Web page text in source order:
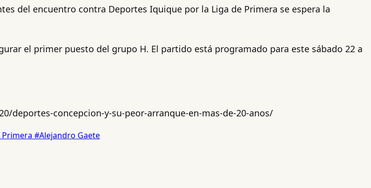
del encuentro contra Deportes Iquique por la Liga de Primera se espera la
el primer puesto del grupo H. El partido está programado para este sábado 22 a
concepcion-y-su-peor-arranque-en-mas-de-20-anos/
Primera #Alejandro Gaete